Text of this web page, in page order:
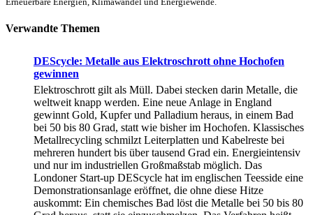
Verwandte Themen
DEScycle: Metalle aus Elektroschrott ohne Hochofen
gewinnen
Elektroschrott gilt als Müll. Dabei stecken darin Metalle, die
weltweit knapp werden. Eine neue Anlage in England
gewinnt Gold, Kupfer und Palladium heraus, in einem Bad
bei 50 bis 80 Grad, statt wie bisher im Hochofen. Klassisches
Metallrecycling schmilzt Leiterplatten und Kabelreste bei
mehreren hundert bis über tausend Grad ein. Energieintensiv
und nur im industriellen Großmaßstab möglich. Das
Londoner Start-up DEScycle hat im englischen Teesside eine
Demonstrationsanlage eröffnet, die ohne diese Hitze
auskommt: Ein chemisches Bad löst die Metalle bei 50 bis 80